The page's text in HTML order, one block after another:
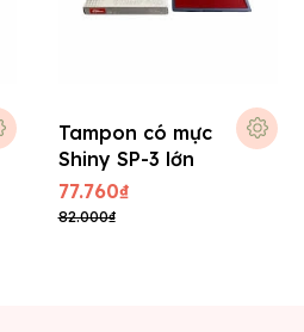
Tampon có mực
Shiny SP-3 lớn
77.760₫
82.000₫